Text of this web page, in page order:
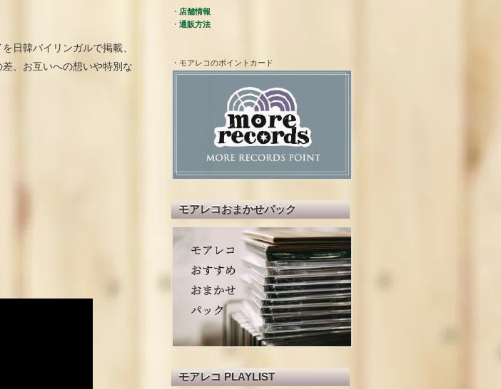
日韓バイリンガルで掲載、
、お互いへの想いや特別な
・ 店舗情報
・ 通販方法
・モアレコのポイントカード
モアレコおまかせパック
モアレコ PLAYLIST